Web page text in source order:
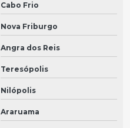
Cabo Frio
Nova Friburgo
Angra dos Reis
Teresópolis
Nilópolis
Araruama